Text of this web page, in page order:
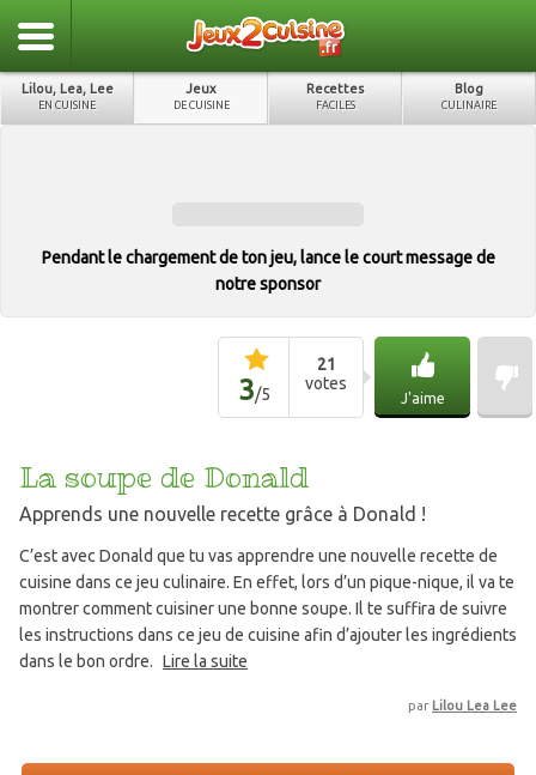
Lilou, Lea, Lee
EN CUISINE
Jeux
DE CUISINE
Recettes
FACILES
Blog
CULINAIRE
Pendant le chargement de ton jeu, lance le court message de
notre sponsor
3/5
21
votes
J'aime
La soupe de Donald
Apprends une nouvelle recette grâce à Donald !
C’est avec Donald que tu vas apprendre une nouvelle recette de
cuisine dans ce jeu culinaire. En effet, lors d’un pique-nique, il va te
montrer comment cuisiner une bonne soupe. Il te suffira de suivre
les instructions dans ce jeu de cuisine afin d’ajouter les ingrédients
dans le bon ordre. Lire la suite
par Lilou Lea Lee